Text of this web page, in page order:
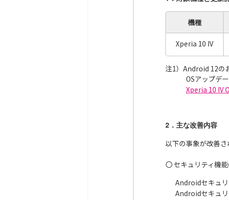
機種
Xperia 10 IV
注1）Android 12の
OSアップデ
Xperia 10 IV
2．主な改善内容
以下の事象が改善さ
〇 セキュリティ機
Androidセキュリ
Androidセキュ